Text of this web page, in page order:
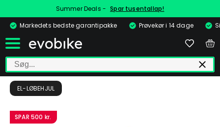
Summer Deals - Spar tusentallap!
Markedets bedste garantipakke
Prøvekør i 14 dage
EL-LØBEHJUL
SPAR 500 kr.